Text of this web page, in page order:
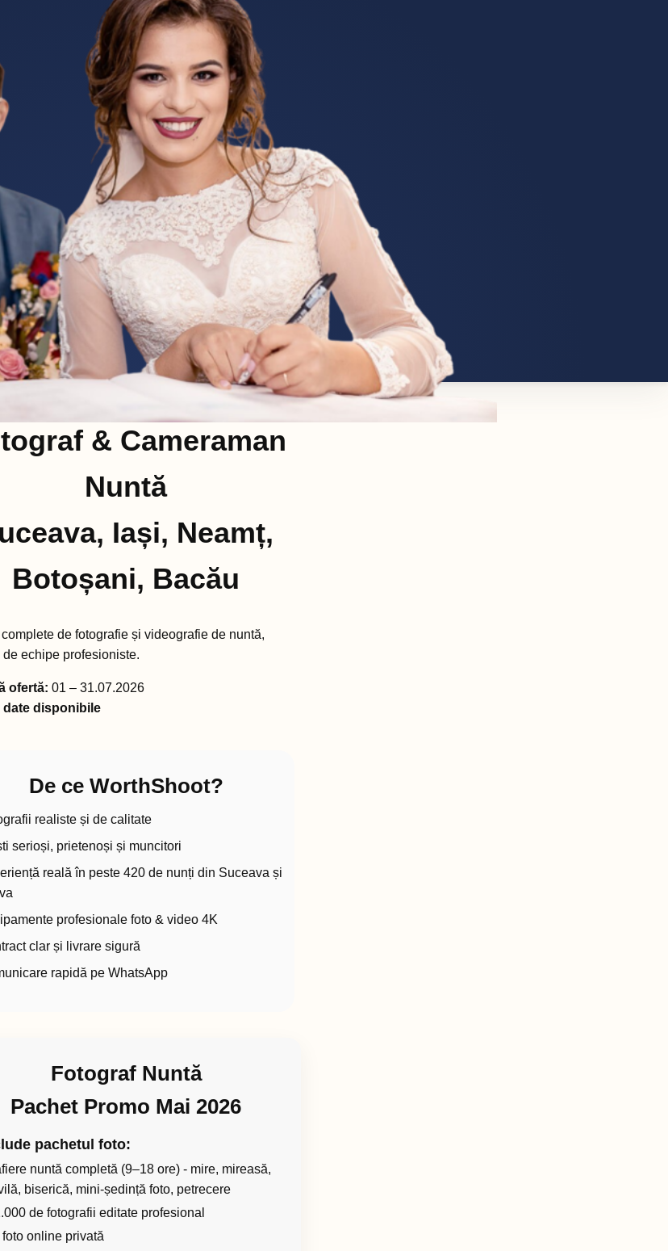
& Cameraman
Nuntă
Iași, Neamț,
Botoșani, Bacău
de fotografie și videografie de nuntă,
de echipe profesioniste.
ofertă: 01 – 31.07.2026
date disponibile
De ce WorthShoot?
realiste și de calitate
serioși, prietenoși și muncitori
reală în peste 420 de nunți din Suceava și
profesionale foto & video 4K
clar și livrare sigură
rapidă pe WhatsApp
Fotograf Nuntă
Pachet Promo Mai 2026
pachetul foto:
nuntă completă (9–18 ore) - mire, mireasă,
biserică, mini-ședință foto, petrecere
de fotografii editate profesional
online privată